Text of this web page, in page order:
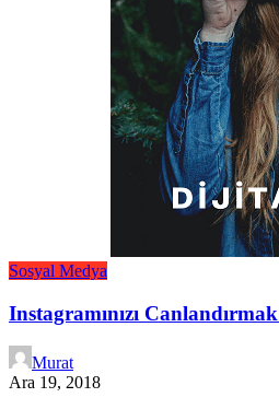
Sosyal Medya
Instagramınızı
Murat
Ara 19, 2018